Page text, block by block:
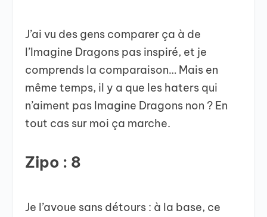
J’ai vu des gens comparer ça à de
l’Imagine Dragons pas inspiré, et je
comprends la comparaison… Mais en
même temps, il y a que les haters qui
n’aiment pas Imagine Dragons non ? En
tout cas sur moi ça marche.
Zipo : 8
Je l’avoue sans détours : à la base, ce